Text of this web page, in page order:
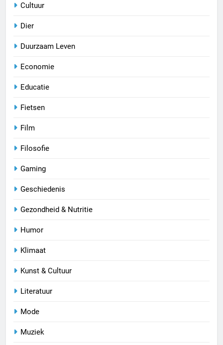
Cultuur
Dier
Duurzaam Leven
Economie
Educatie
Fietsen
Film
Filosofie
Gaming
Geschiedenis
Gezondheid & Nutritie
Humor
Klimaat
Kunst & Cultuur
Literatuur
Mode
Muziek